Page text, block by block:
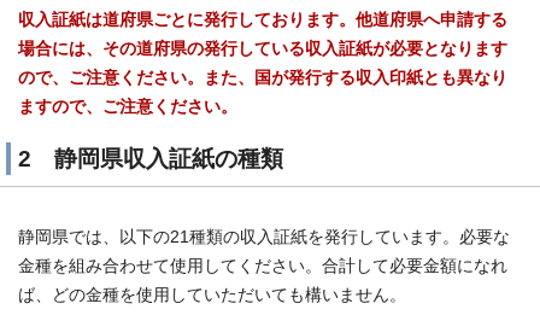
収入証紙は道府県ごとに発行しております。他道府県へ申請する
場合には、その道府県の発行している収入証紙が必要となります
ので、ご注意ください。また、国が発行する収入印紙とも異なり
ますので、ご注意ください。
2 静岡県収入証紙の種類
静岡県では、以下の21種類の収入証紙を発行しています。必要な
金種を組み合わせて使用してください。合計して必要金額になれ
ば、どの金種を使用していただいても構いません。